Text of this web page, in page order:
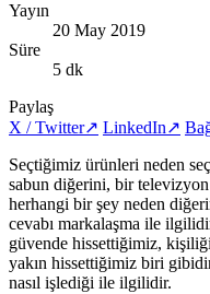
Yayın
20 May 2019
Süre
5 dk
Paylaş
X / Twitter↗ LinkedIn↗
Seçtiğimiz ürünleri neden
sabun diğerini, bir televizyon
herhangi bir şey neden
cevabı markalaşma ile
güvende hissettiğimiz,
yakın hissettiğimiz biri
nasıl işlediği ile ilgilidir.